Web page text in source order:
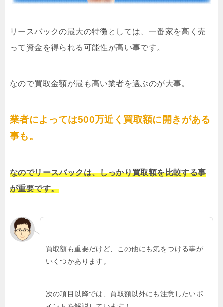
リースバックの最大の特徴としては、一番家を高く売
って資金を得られる可能性が高い事です。
なので買取金額が最も高い業者を選ぶのが大事。
業者によっては500万近く買取額に開きがある
事も。
なのでリースバックは、しっかり買取額を比較する事
が重要です。
買取額も重要だけど、この他にも気をつける事が
いくつかあります。
次の項目以降では、買取額以外にも注意したいポ